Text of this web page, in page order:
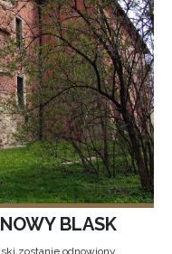
BLASK
zostanie odnowiony,